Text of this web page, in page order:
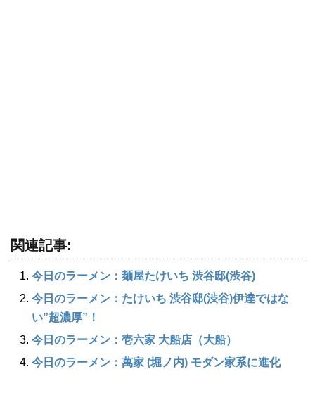
関連記事:
今日のラーメン：麺屋たけいち 渋谷邸(渋谷)
今日のラーメン：たけいち 渋谷邸(渋谷)伊達ではな
い”超濃厚”！
今日のラーメン：壱六家 大船店（大船）
今日のラーメン：萬家 (堀ノ内) モダン家系に進化